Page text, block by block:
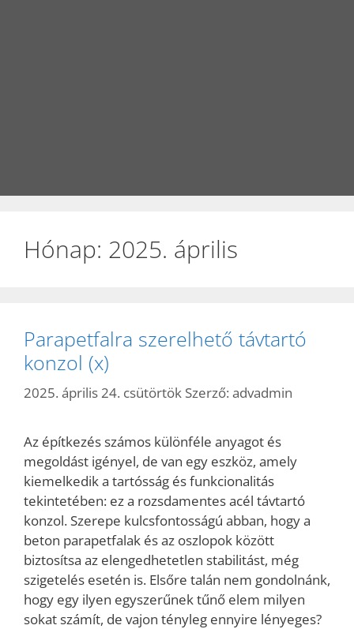
Hónap: 2025. április
Parapetfalra szerelhető távtartó
konzol (x)
2025. április 24. csütörtök Szerző: advadmin
Az építkezés számos különféle anyagot és
megoldást igényel, de van egy eszköz, amely
kiemelkedik a tartósság és funkcionalitás
tekintetében: ez a rozsdamentes acél távtartó
konzol. Szerepe kulcsfontosságú abban, hogy a
beton parapetfalak és az oszlopok között
biztosítsa az elengedhetetlen stabilitást, még
szigetelés esetén is. Elsőre talán nem gondolnánk,
hogy egy ilyen egyszerűnek tűnő elem milyen
sokat számít, de vajon tényleg ennyire lényeges?